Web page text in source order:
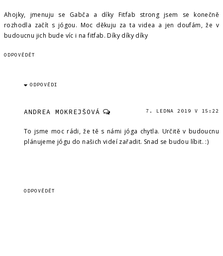
Ahojky, jmenuju se Gabča a díky Fitfab strong jsem se konečně
rozhodla začít s jógou. Moc děkuju za ta videa a jen doufám, že v
budoucnu jich bude víc i na fitfab. Díky díky díky
ODPOVĚDĚT
ODPOVĚDI
ANDREA MOKREJŠOVÁ 7. LEDNA 2019 V 15:22
To jsme moc rádi, že tě s námi jóga chytla. Určitě v budoucnu
plánujeme jógu do našich videí zařadit. Snad se budou líbit. :)
ODPOVĚDĚT